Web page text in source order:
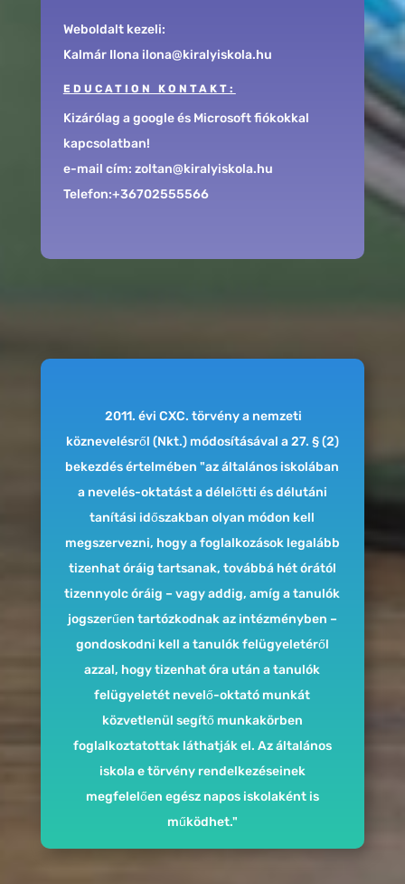
Weboldalt kezeli:
Kalmár Ilona ilona@kiralyiskola.hu
EDUCATION KONTAKT:
Kizárólag a google és Microsoft fiókokkal
kapcsolatban!
e-mail cím: zoltan@kiralyiskola.hu
Telefon:+36702555566
2011. évi CXC. törvény a nemzeti
köznevelésről (Nkt.) módosításával a 27. § (2)
bekezdés értelmében "az általános iskolában
a nevelés-oktatást a délelőtti és délutáni
tanítási időszakban olyan módon kell
megszervezni, hogy a foglalkozások legalább
tizenhat óráig tartsanak, továbbá hét órától
tizennyolc óráig – vagy addig, amíg a tanulók
jogszerűen tartózkodnak az intézményben –
gondoskodni kell a tanulók felügyeletéről
azzal, hogy tizenhat óra után a tanulók
felügyeletét nevelő-oktató munkát
közvetlenül segítő munkakörben
foglalkoztatottak láthatják el. Az általános
iskola e törvény rendelkezéseinek
megfelelően egész napos iskolaként is
működhet."